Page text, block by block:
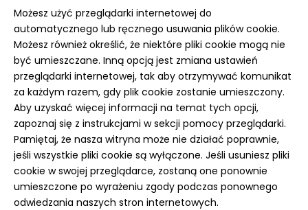
Możesz użyć przeglądarki internetowej do
automatycznego lub ręcznego usuwania plików cookie.
Możesz również określić, że niektóre pliki cookie mogą nie
być umieszczane. Inną opcją jest zmiana ustawień
przeglądarki internetowej, tak aby otrzymywać komunikat
za każdym razem, gdy plik cookie zostanie umieszczony.
Aby uzyskać więcej informacji na temat tych opcji,
zapoznaj się z instrukcjami w sekcji pomocy przeglądarki.
Pamiętaj, że nasza witryna może nie działać poprawnie,
jeśli wszystkie pliki cookie są wyłączone. Jeśli usuniesz pliki
cookie w swojej przeglądarce, zostaną one ponownie
umieszczone po wyrażeniu zgody podczas ponownego
odwiedzania naszych stron internetowych.